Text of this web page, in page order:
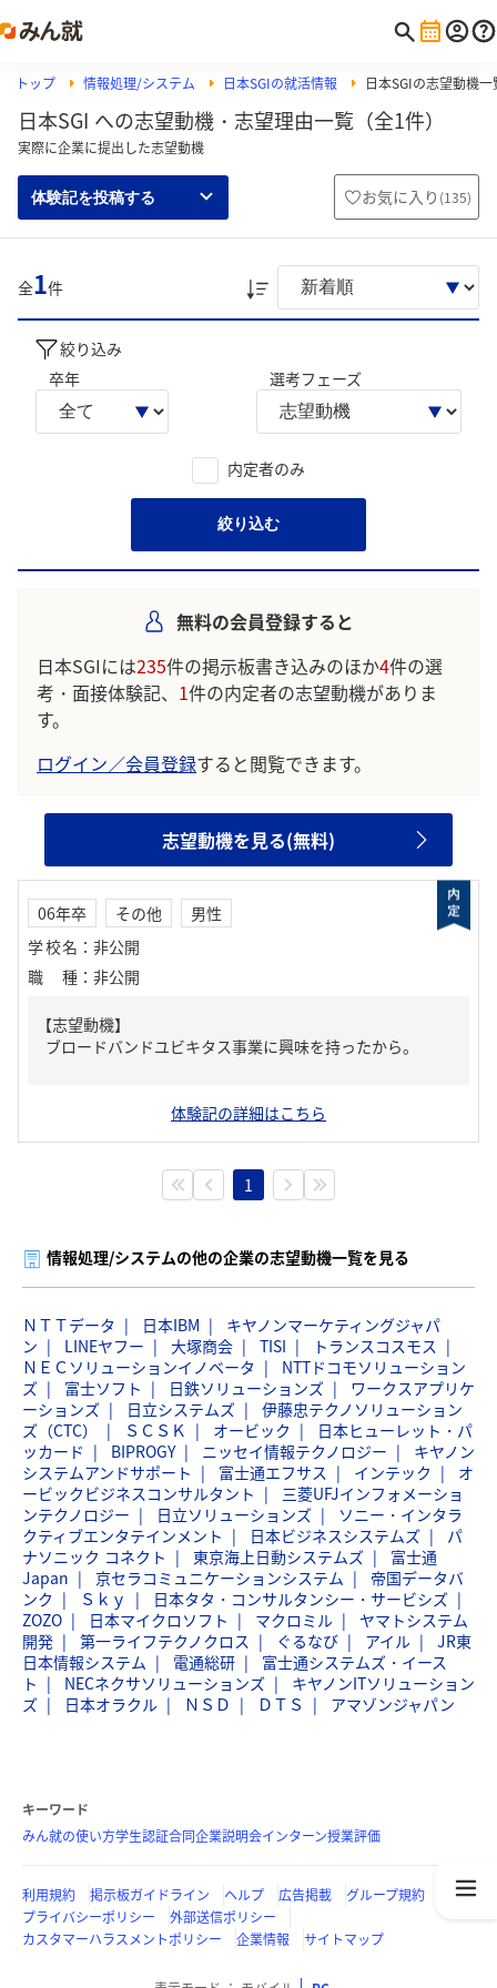
トップ 情報処理/システム 日本SGIの就活情報 日本SGIの志望動機一
日本SGI への志望動機・志望理由一覧（全1件）
実際に企業に提出した志望動機
体験記を投稿する お気に入り (135)
全1件
絞り込み
卒年
選考フェーズ
内定者のみ
絞り込む
無料の会員登録すると
日本SGIには235件の掲示板書き込みのほか4件の選
考・面接体験記、 1件の内定者の志望動機がありま
す。
ログイン／会員登録すると閲覧できます。
志望動機を見る(無料)
06年卒 その他
男性
学校名 ： 非公開
職種 ： 非公開
【志望動機】
ブロードバンドユビキタス事業に興味を持ったから。
体験記の詳細はこちら
1
情報処理/システムの他の企業の志望動機一覧を見る
ＮＴＴデータ 日本IBM
キヤノンマーケティングジャパ
ン
LINEヤフー 大塚商会 TISI
トランスコスモス
ＮＥＣソリューションイノベータ
NTTドコモソリューション
ズ
富士ソフト 日鉄ソリューションズ
ワークスアプリケ
ーションズ
日立システムズ
伊藤忠テクノソリューション
ズ（CTC）
ＳＣＳＫ オービック
日本ヒューレット・パ
ッカード
BIPROGY ニッセイ情報テクノロジー
キヤノン
システムアンドサポート
富士通エフサス インテック
オ
ービックビジネスコンサルタント
三菱UFJインフォメーショ
ンテクノロジー
日立ソリューションズ
ソニー・インタラ
クティブエンタテインメント
日本ビジネスシステムズ
パ
ナソニック コネクト
東京海上日動システムズ
富士通
Japan
京セラコミュニケーションシステム
帝国データバ
ンク
Ｓｋｙ
日本タタ・コンサルタンシー・サービシズ
ZOZO
日本マイクロソフト マクロミル
ヤマトシステム
開発
第一ライフテクノクロス ぐるなび アイル
JR東
日本情報システム
電通総研
富士通システムズ・イース
ト
NECネクサソリューションズ
キヤノンITソリューション
ズ
日本オラクル ＮＳＤ ＤＴＳ アマゾンジャパン
キーワード
みん就の使い方学生認証合同企業説明会インターン授業評価
利用規約 掲示板ガイドライン ヘルプ 広告掲載
グループ規約
プライバシーポリシー
外部送信ポリシー
カスタマーハラスメントポリシー
企業情報 サイトマップ